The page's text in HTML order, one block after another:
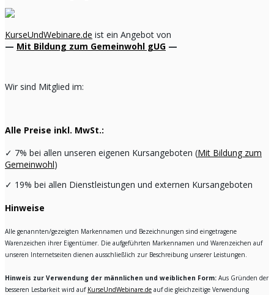
KurseUndWebinare.de ist ein Angebot von
— Mit Bildung zum Gemeinwohl gUG —
Wir sind Mitglied im:
Alle Preise inkl. MwSt.:
✓ 7% bei allen unseren eigenen Kursangeboten (Mit Bildung zum
Gemeinwohl)
✓ 19% bei allen Dienstleistungen und externen Kursangeboten
Hinweise
Alle genannten/gezeigten Markennamen und Bezeichnungen sind eingetragene
Warenzeichen ihrer Eigentümer. Die aufgeführten Markennamen und Warenzeichen auf
unseren Internetseiten dienen ausschließlich zur Beschreibung unserer Leistungen.
Hinweis zur Verwendung der männlichen und weiblichen Form: Aus Gründen der
besseren Lesbarkeit wird auf KurseUndWebinare.de auf die gleichzeitige Verwendung